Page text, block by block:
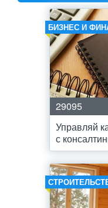
БИЗНЕС И
29095
Управляй
с